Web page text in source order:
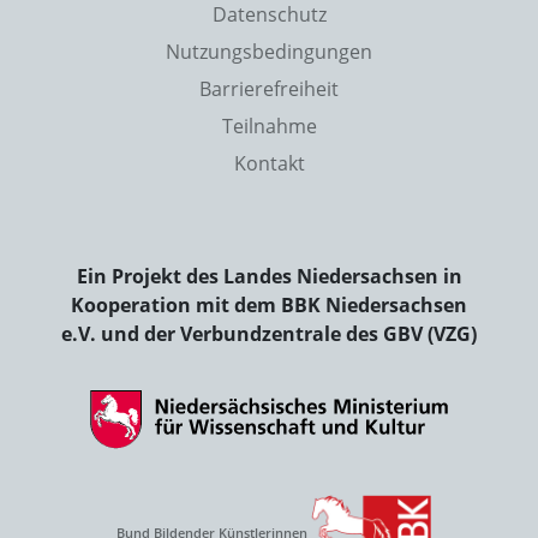
Datenschutz
Nutzungsbedingungen
Barrierefreiheit
Teilnahme
Kontakt
Ein Projekt des Landes Niedersachsen in
Kooperation mit dem BBK Niedersachsen
e.V. und der Verbundzentrale des GBV (VZG)
Bund Bildender Künstlerinnen